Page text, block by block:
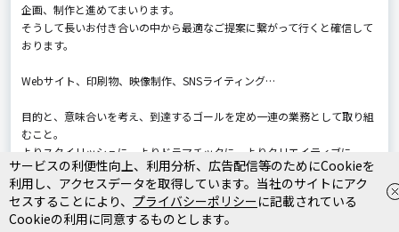
企画、制作と進めてまいります。
そうして長いお付き合いの中から最適なご提案に繋がって行くと確信して
おります。
Webサイト、印刷物、映像制作、SNSライティング…
目的と、意味合いを考え、到達するゴールを定め一連の業務として取り組
むこと。
よりスタイリッシュに、よりドラマチックに、よりクリエイティブに。
今までありそうでなかったモノづくり。
御社の企画・デザイン・制作パートナーとして価値ある創造を提供し続け
ます。
サービスの利便性向上、利用分析、広告配信等のためにCookieを
利用し、アクセスデータを取得しています。当社のサイトにアク
セスすることにより、 プライバシーポリシーに記載されている
Cookieの利用に同意するものとします。